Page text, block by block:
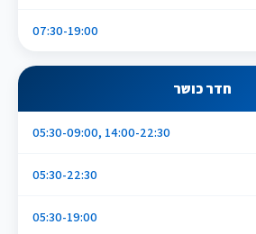
07:30-19:00
חדר כושר
05:30-09:00, 14:00-22:30
05:30-22:30
05:30-19:00